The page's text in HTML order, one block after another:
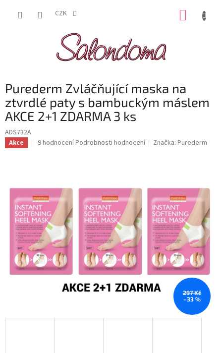
CZK
Purederm Zvláčňující maska na
ztvrdlé paty s bambuckým máslem
AKCE 2+1 ZDARMA 3 ks
ADS732A
Akce
Průměrné
z
5
hvězdiček.
9 hodnoceníPodrobnosti hodnocení Značka:Purederm
297 Kč
–33 %